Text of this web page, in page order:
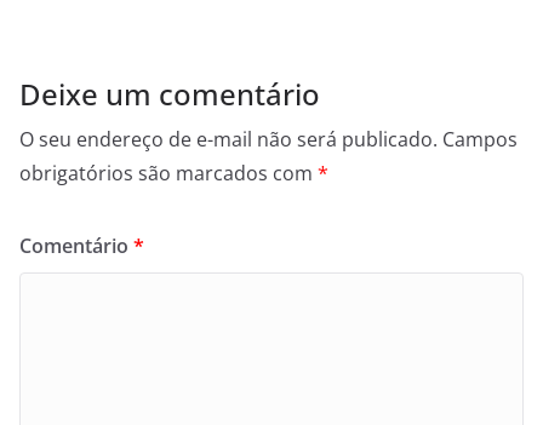
k
Deixe um comentário
O seu endereço de e-mail não será publicado. Campos
obrigatórios são marcados com *
Comentário *